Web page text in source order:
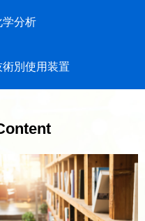
学分析
術別使用装置